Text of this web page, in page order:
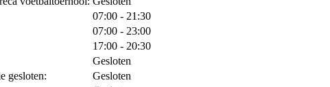
07:00 - 21:30
07:00 - 23:00
17:00 - 20:30
Gesloten
gesloten:
Gesloten